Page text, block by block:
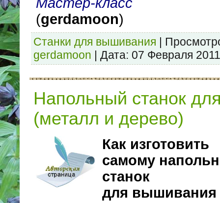
(gerdamoon)
Станки для вышивания |
gerdamoon | Дата: 07 Февраля 2011
Напольный станок
(металл и дерево)
Как изготовить
самому
станок
для вышивания